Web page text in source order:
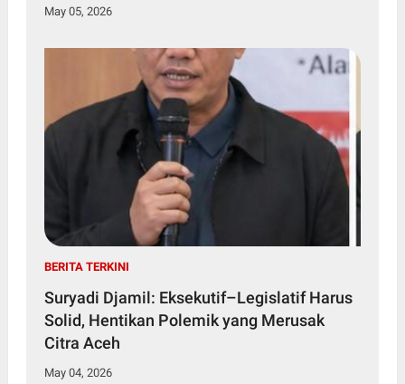
May 05, 2026
BERITA TERKINI
Suryadi Djamil: Eksekutif–Legislatif Harus
Solid, Hentikan Polemik yang Merusak
Citra Aceh
May 04, 2026